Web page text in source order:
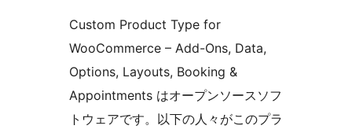
Custom Product Type for
WooCommerce – Add-Ons, Data,
Options, Layouts, Booking &
Appointments はオープンソースソフ
トウェアです。以下の人々がこのプラ